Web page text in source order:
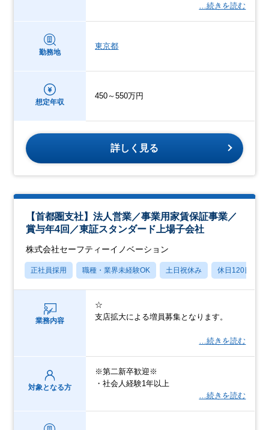
…続きを読む
勤務地
東京都
想定年収
450～550万円
詳しく見る
【首都圏支社】法人営業／事業用家賃保証事業／
賞与年4回／東証スタンダード上場子会社
株式会社セーフティーイノベーション
正社員採用 職種・業界未経験OK 土日祝休み 休日120日以上
業務内容
☆
支店拡大による増員募集となります。
…続きを読む
対象となる方
※第二新卒歓迎※
・社会人経験1年以上
…続きを読む